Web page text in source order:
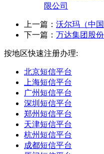
限公司
上一篇： 沃尔玛（中
下一篇： 万达集团股
按地区快速注册办理:
北京短信平台
上海短信平台
广州短信平台
深圳短信平台
郑州短信平台
天津短信平台
杭州短信平台
成都短信平台